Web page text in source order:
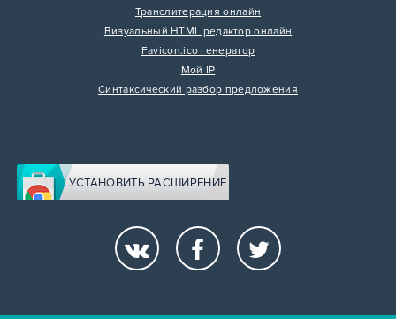
Транслитерация онлайн
Визуальный HTML редактор онлайн
Favicon.ico генератор
Мой IP
Синтаксический разбор предложения
УСТАНОВИТЬ РАСШИРЕНИЕ